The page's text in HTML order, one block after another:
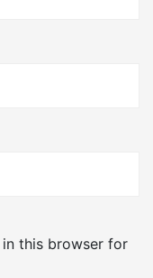
in this browser for